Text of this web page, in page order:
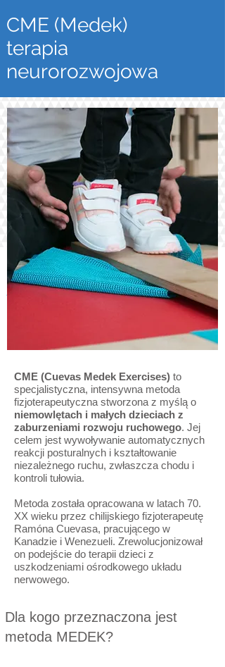
CME (Medek)
terapia
neurorozwojowa
na czym polega
terapia CME ?
CME (Cuevas Medek Exercises) to
specjalistyczna, intensywna metoda
fizjoterapeutyczna stworzona z myślą o
niemowlętach i małych dzieciach z
zaburzeniami rozwoju ruchowego. Jej
celem jest wywoływanie automatycznych
reakcji posturalnych i kształtowanie
niezależnego ruchu, zwłaszcza chodu i
kontroli tułowia.
Metoda została opracowana w latach 70.
XX wieku przez chilijskiego fizjoterapeutę
Ramóna Cuevasa, pracującego w
Kanadzie i Wenezueli. Zrewolucjonizował
on podejście do terapii dzieci z
uszkodzeniami ośrodkowego układu
nerwowego.
Dla kogo przeznaczona jest
metoda MEDEK?